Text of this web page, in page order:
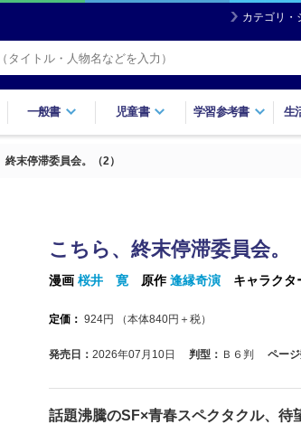
カテゴリ・
一般書 児童書 学習参考書 生
終末停滞委員会。（2）
こちら、終末停滞委員会。
漫画 桜井 寛 原作逢縁奇演 キャラクタ
定価： 924円 （本体840円＋税）
発売日： 2026年07月10日 判型： Ｂ６判 ページ
話題沸騰のSF×青春スペクタクル、待